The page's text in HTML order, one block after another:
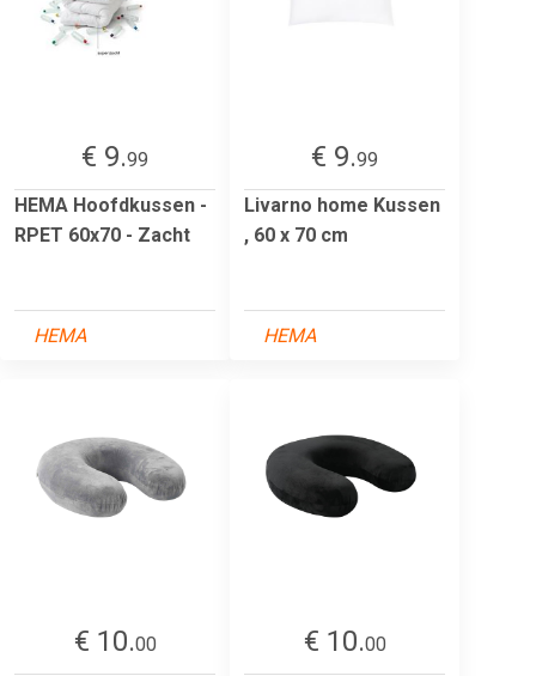
€ 9.99
HEMA Hoofdkussen -
RPET 60x70 - Zacht
HEMA
€ 9.99
Livarno home Kussen
, 60 x 70 cm
HEMA
€ 10.00
€ 10.00